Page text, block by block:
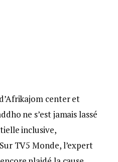
center et
ne s’est jamais lassé
inclusive,
TV5 Monde, l’expert